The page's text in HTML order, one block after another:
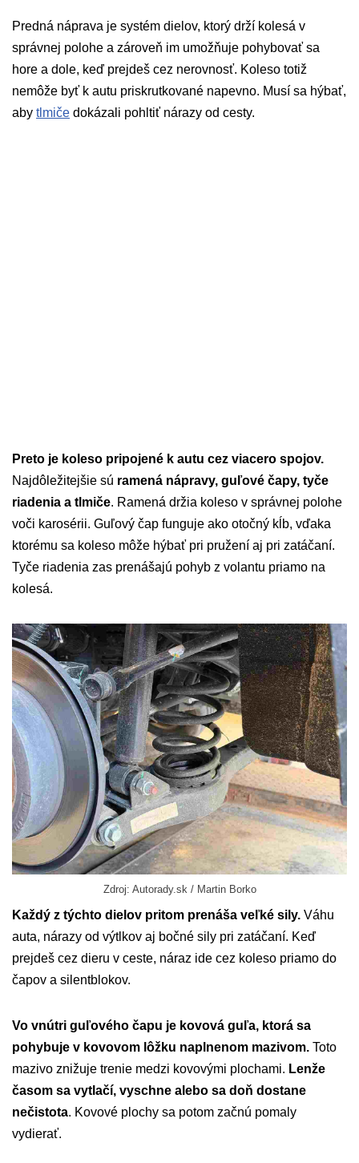
Predná náprava je systém dielov, ktorý drží kolesá v
správnej polohe a zároveň im umožňuje pohybovať sa
hore a dole, keď prejdeš cez nerovnosť. Koleso totiž
nemôže byť k autu priskrutkované napevno. Musí sa hýbať,
aby tlmiče dokázali pohltiť nárazy od cesty.
Preto je koleso pripojené k autu cez viacero spojov.
Najdôležitejšie sú ramená nápravy, guľové čapy, tyče
riadenia a tlmiče. Ramená držia koleso v správnej polohe
voči karosérii. Guľový čap funguje ako otočný kĺb, vďaka
ktorému sa koleso môže hýbať pri pružení aj pri zatáčaní.
Tyče riadenia zas prenášajú pohyb z volantu priamo na
kolesá.
Zdroj: Autorady.sk / Martin Borko
Každý z týchto dielov pritom prenáša veľké sily. Váhu
auta, nárazy od výtlkov aj bočné sily pri zatáčaní. Keď
prejdeš cez dieru v ceste, náraz ide cez koleso priamo do
čapov a silentblokov.
Vo vnútri guľového čapu je kovová guľa, ktorá sa
pohybuje v kovovom lôžku naplnenom mazivom. Toto
mazivo znižuje trenie medzi kovovými plochami. Lenže
časom sa vytlačí, vyschne alebo sa doň dostane
nečistota. Kovové plochy sa potom začnú pomaly
vydierať.